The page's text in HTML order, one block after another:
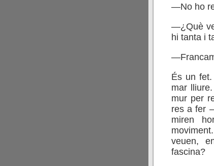
—No ho
—¿Què
hi tanta i
És un
mar
mur per
res a fer
miren
veuen,
fascina?